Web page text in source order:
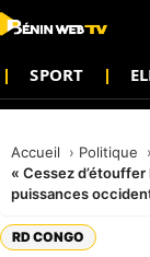
SPORT
Accueil
Politique
« Cessez d’étouffer
puissances
RD CONGO